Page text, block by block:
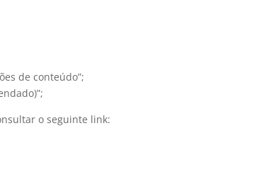
de conteúdo”;
o seguinte link: